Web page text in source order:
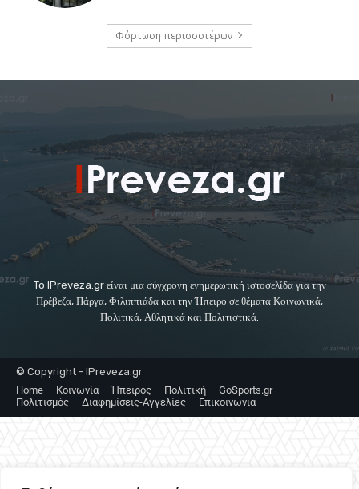
Φόρτωση περισσοτέρων
To IPreveza.gr είναι μια σύγχρονη ενημερωτική ιστοσελίδα για την
Πρέβεζα, Πάργα, Φιλιππιάδα και την Ήπειρο σε θέματα Κοινωνικά,
Πολιτικά, Αθλητικά και Πολιτιστικά.
© Copyright - IPreveza.gr
Home
Κοινωνία Ήπειρος Πολιτική
GoSports.gr
Πολιτισμός
Διαφημίσεις-Αγγελίες Επικοινωνια